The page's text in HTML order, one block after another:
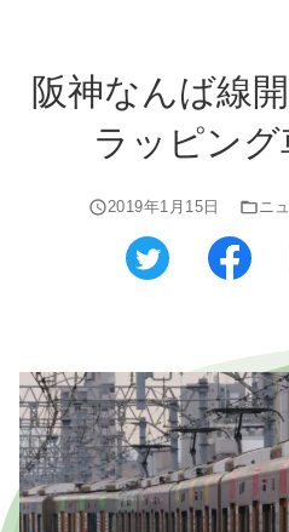
阪神なんば線
ラッピン
2019年1月15日 ニ